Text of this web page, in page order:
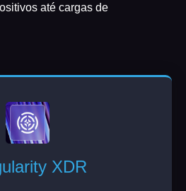
até cargas de
XDR